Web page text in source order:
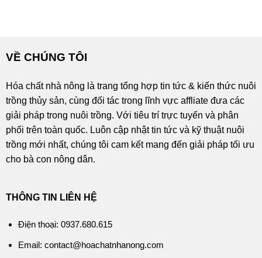
VỀ CHÚNG TÔI
Hóa chất nhà nông là trang tổng hợp tin tức & kiến thức nuôi
trồng thủy sản, cùng đối tác trong lĩnh vực affliate đưa các
giải pháp trong nuôi trồng. Với tiêu trí trực tuyến và phân
phối trên toàn quốc. Luôn cập nhật tin tức và kỹ thuật nuôi
trồng mới nhất, chúng tôi cam kết mang đến giải pháp tối ưu
cho bà con nông dân.
THÔNG TIN LIÊN HỆ
Điện thoại: 0937.680.615
Email: contact@hoachatnhanong.com